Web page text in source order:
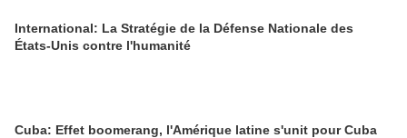
International: La Stratégie de la Défense Nationale des
États-Unis contre l'humanité
Cuba: Effet boomerang, l'Amérique latine s'unit pour Cuba